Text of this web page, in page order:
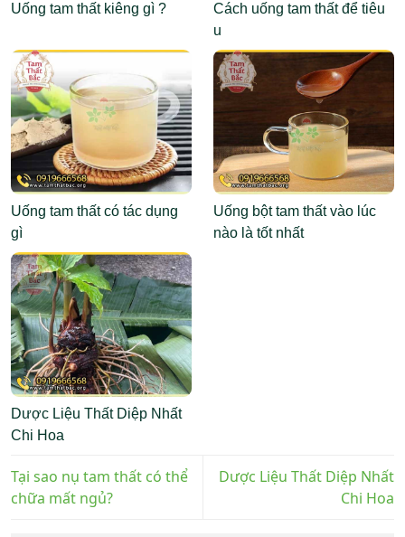
Uống tam thất kiêng gì ?
Cách uống tam thất để tiêu
u
Uống tam thất có tác dụng
gì
Uống bột tam thất vào lúc
nào là tốt nhất
Dược Liệu Thất Diệp Nhất
Chi Hoa
Tại sao nụ tam thất có thể
chữa mất ngủ?
Dược Liệu Thất Diệp Nhất
Chi Hoa